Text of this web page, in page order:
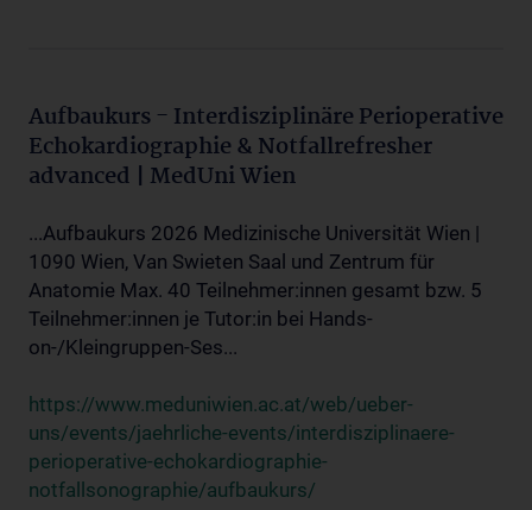
Aufbaukurs - Interdisziplinäre Perioperative
Echokardiographie & Notfallrefresher
advanced | MedUni Wien
...Aufbaukurs 2026 Medizinische Universität Wien |
1090 Wien, Van Swieten Saal und Zentrum für
Anatomie Max. 40 Teilnehmer:innen gesamt bzw. 5
Teilnehmer:innen je Tutor:in bei Hands-
on-/Kleingruppen-Ses...
https://www.meduniwien.ac.at/web/ueber-
uns/events/jaehrliche-events/interdisziplinaere-
perioperative-echokardiographie-
notfallsonographie/aufbaukurs/